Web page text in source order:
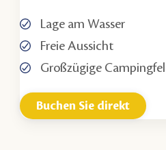
Lage am Wasser
Freie Aussicht
Großzügige
Buchen Sie direkt